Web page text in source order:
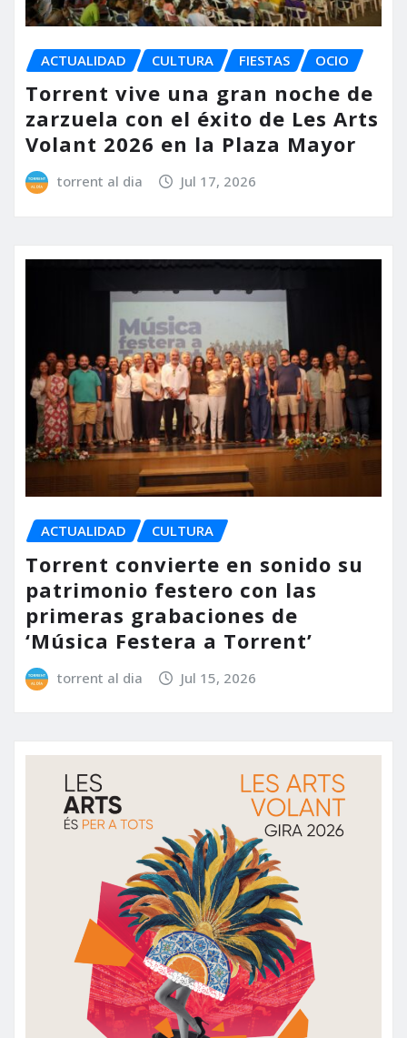
ACTUALIDAD CULTURA FIESTAS OCIO
Torrent vive una gran noche de
zarzuela con el éxito de Les Arts
Volant 2026 en la Plaza Mayor
torrent al dia Jul 17, 2026
ACTUALIDAD CULTURA
Torrent convierte en sonido su
patrimonio festero con las
primeras grabaciones de
‘Música Festera a Torrent’
torrent al dia Jul 15, 2026